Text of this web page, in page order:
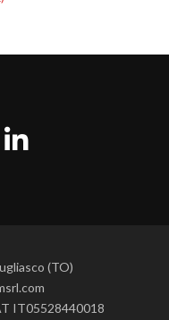
(TO)
IT05528440018